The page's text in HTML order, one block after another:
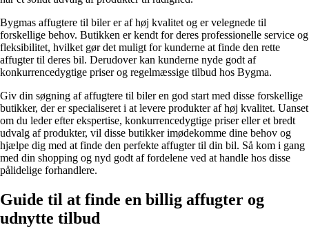
Bygmas affugtere til biler er af høj kvalitet og er velegnede til
forskellige behov. Butikken er kendt for deres professionelle service og
fleksibilitet, hvilket gør det muligt for kunderne at finde den rette
affugter til deres bil. Derudover kan kunderne nyde godt af
konkurrencedygtige priser og regelmæssige tilbud hos Bygma.
Giv din søgning af affugtere til biler en god start med disse forskellige
butikker, der er specialiseret i at levere produkter af høj kvalitet. Uanset
om du leder efter ekspertise, konkurrencedygtige priser eller et bredt
udvalg af produkter, vil disse butikker imødekomme dine behov og
hjælpe dig med at finde den perfekte affugter til din bil. Så kom i gang
med din shopping og nyd godt af fordelene ved at handle hos disse
pålidelige forhandlere.
Guide til at finde en billig affugter og
udnytte tilbud